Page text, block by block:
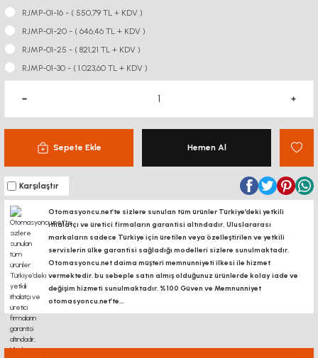
RJMP-01-16 - ( 550,79 TL + KDV )
RJMP-01-20 - ( 646,46 TL + KDV )
RJMP-01-25 - ( 821,21 TL + KDV )
RJMP-01-30 - ( 1.023,60 TL + KDV )
Sepete Ekle Hemen Al
Karşılaştır
Otomasyoncu.net’te sizlere sunulan tüm ürünler Türkiye’deki yetkili
ithalatçı ve üretici firmaların garantisi altındadır, Uluslararası
markaların sadece Türkiye için üretilen veya özelleştirilen ve yetkili
servislerin ülke garantisi sağladığı modelleri sizlere sunulmaktadır.
Otomasyoncu.net daima müşteri memnunniyeti ilkesi ile hizmet
vermektedir. bu sebeple satın almış olduğunuz ürünlerde kolay iade ve
değişim hizmeti sunulmaktadır. %100 Güven ve Memnunniyet
otomasyoncu.net’te...